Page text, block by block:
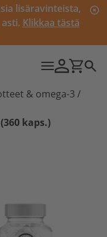
lisäravinteista,
Klikkaa tästä
& omega-3 /
kaps.)